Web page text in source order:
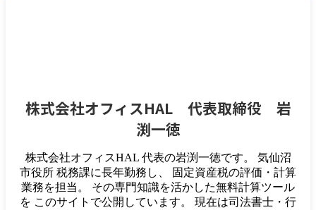
株式会社オフィスHAL 代表取締役 岩
渕一徳
株式会社オフィスHAL 代表の岩渕一徳です。 気仙沼
市役所 税務課に長年勤務し、 固定資産税の評価・計算
業務を担当。 その専門知識を活かした無料計算ツール
を このサイトで公開しています。 現在は司法書士・行